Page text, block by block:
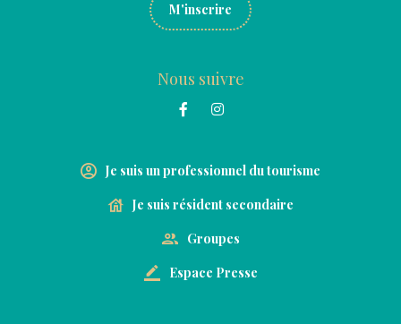
M'inscrire
Nous suivre
Je suis un professionnel du tourisme
Je suis résident secondaire
Groupes
Espace Presse